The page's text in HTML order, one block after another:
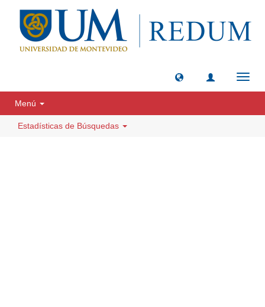
Menú
Estadísticas de Búsquedas